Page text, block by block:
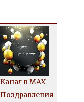
Канал в MAX
Поздравления